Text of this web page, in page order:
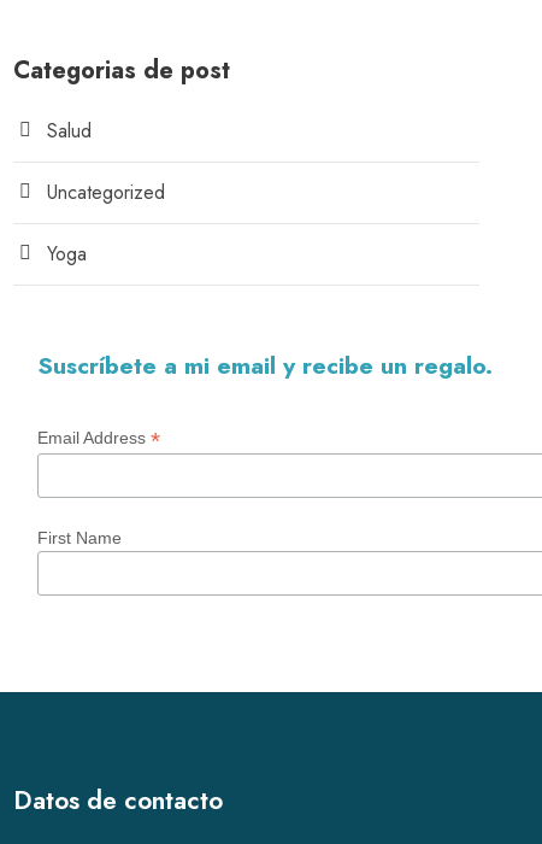
Categorias de post
Salud
Uncategorized
Yoga
Suscríbete a mi email y recibe un regalo.
Email Address*
First Name
Datos de contacto